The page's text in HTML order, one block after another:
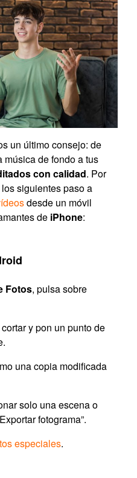
un último consejo: de
música de fondo a tus
con calidad. Por
siguientes paso a
desde un móvil
de iPhone:
Fotos, pulsa sobre
y pon un punto de
una copia modificada
solo una escena o
fotograma”.
especiales.